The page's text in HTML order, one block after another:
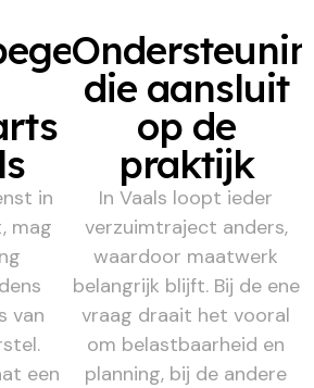
in
mag
van
een
die aansluit
op de
praktijk
In Vaals loopt ieder
verzuimtraject anders,
waardoor maatwerk
belangrijk blijft. Bij de ene
vraag draait het vooral
om belastbaarheid en
planning, bij de andere